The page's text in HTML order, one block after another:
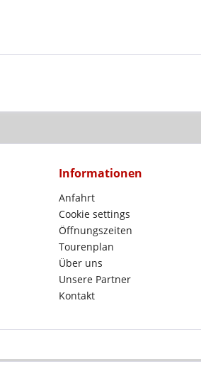
Informationen
Anfahrt
Cookie settings
Öffnungszeiten
Tourenplan
Über uns
Unsere Partner
Kontakt